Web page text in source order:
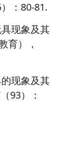
：80-81.
现象及其
育），
现象及其
93）：